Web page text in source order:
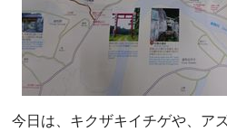
今日は、キクザキイチゲや、ア